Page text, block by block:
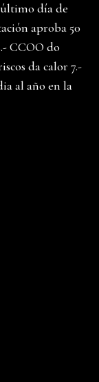
día de
aproba 50
CCOO do
da calor 7.-
al año en la